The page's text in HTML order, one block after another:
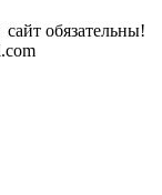
обязательны!